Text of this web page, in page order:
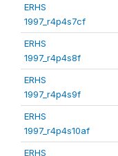
ERHS
1997_r4p4s7cf
ERHS
1997_r4p4s8f
ERHS
1997_r4p4s9f
ERHS
1997_r4p4s10af
ERHS